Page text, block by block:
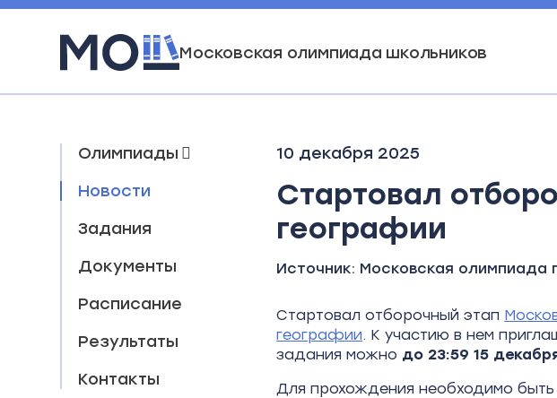
Московская олимпиада школьников
Олимпиады
Новости
Задания
Документы
Расписание
Результаты
Контакты
10 декабря 2025
Стартовал
географии
Источник: Московская олимпиада
Стартовал отборочный этап
географии. К участию в нем
задания можно до 23:59 15
Для прохождения необходимо быть